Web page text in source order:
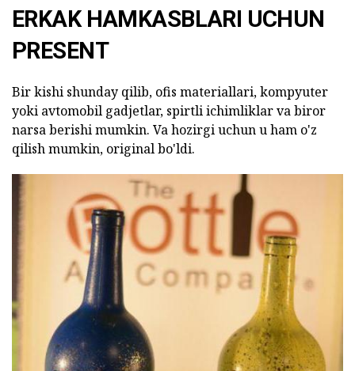
ERKAK HAMKASBLARI UCHUN
PRESENT
Bir kishi shunday qilib, ofis materiallari, kompyuter
yoki avtomobil gadjetlar, spirtli ichimliklar va biror
narsa berishi mumkin. Va hozirgi uchun u ham o'z
qilish mumkin, original bo'ldi.